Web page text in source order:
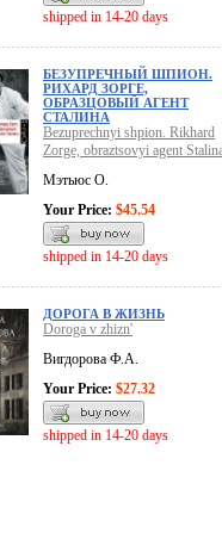
shipped in 14-20 days
БЕЗУПРЕЧНЫЙ ШПИОН.
РИХАРД ЗОРГЕ,
ОБРАЗЦОВЫЙ АГЕНТ
СТАЛИНА
Bezuprechnyi shpion. Rikhard
Zorge, obraztsovyi agent
Мэтьюс О.
Your Price: $45.54
shipped in 14-20 days
ДОРОГА В ЖИЗНЬ
Doroga v zhizn'
Вигдорова Ф.А.
Your Price: $27.32
shipped in 14-20 days